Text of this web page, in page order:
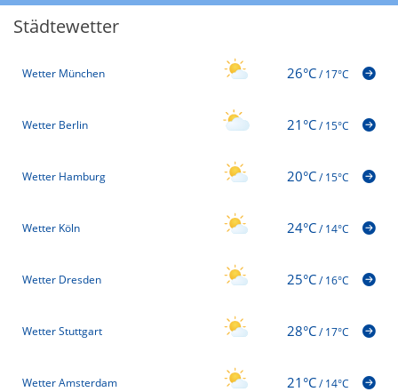
Städtewetter
Wetter München 26°C/17°C
Wetter Berlin 21°C/15°C
Wetter Hamburg 20°C/15°C
Wetter Köln 24°C/14°C
Wetter Dresden 25°C/16°C
Wetter Stuttgart 28°C/17°C
Wetter Amsterdam 21°C/14°C